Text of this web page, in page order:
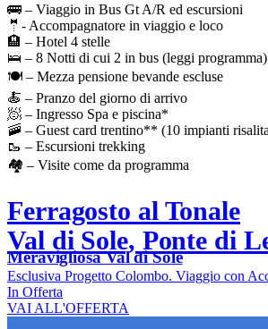
🚌 – Viaggio in Bus Gt A/R ed escursioni
🤵- Accompagnatore in viaggio e loco
🏨 – Hotel 4 stelle
🛌 – 8 Notti di cui 2 in bus (leggi programma)
🍽️ – Mezza pensione bevande escluse
🍝 – Pranzo del giorno di arrivo
🧖 – Ingresso Spa e piscina*
🚠 – Guest card trentino** (10 impianti
🥾 – Escursioni trekking
🏘️ – Visite come da programma
Ferragosto al Tonale
Val di Sole, Ponte di
Meravigliosa Val di Sole
Esclusiva Progetto Colombo. Viaggio con
In Offerta
VAI ALL'OFFERTA